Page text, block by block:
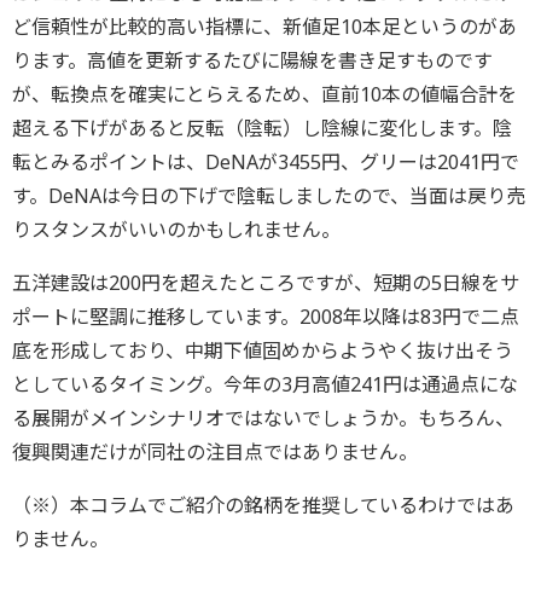
ど信頼性が比較的高い指標に、新値足10本足というのがあ
ります。高値を更新するたびに陽線を書き足すものです
が、転換点を確実にとらえるため、直前10本の値幅合計を
超える下げがあると反転（陰転）し陰線に変化します。陰
転とみるポイントは、DeNAが3455円、グリーは2041円で
す。DeNAは今日の下げで陰転しましたので、当面は戻り売
りスタンスがいいのかもしれません。
五洋建設は200円を超えたところですが、短期の5日線をサ
ポートに堅調に推移しています。2008年以降は83円で二点
底を形成しており、中期下値固めからようやく抜け出そう
としているタイミング。今年の3月高値241円は通過点にな
る展開がメインシナリオではないでしょうか。もちろん、
復興関連だけが同社の注目点ではありません。
（※）本コラムでご紹介の銘柄を推奨しているわけではあ
りません。